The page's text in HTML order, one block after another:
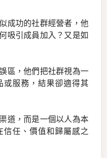
成功的社群經營者，他
吸引成員加入？又是如
區，他們把社群視為一
服務，結果卻適得其
道，而是一個以人為本
任、價值和歸屬感之